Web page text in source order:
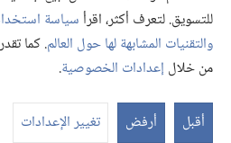
للتسويق. لتعرف أكثر، اقرأسياسة
والتقنيات المشابهة لها حول العالم. كما
من خلال إعدادات الخصوصية.
أقبل أرفض تغيير الإعدادات
Bible and Tract Society of Pennsylvania
شروط الاستخدام |